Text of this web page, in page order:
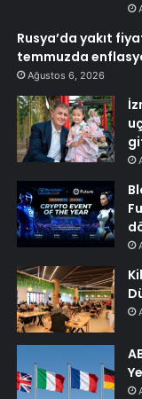
Rusya’da yakıt
temmuzda
Ağustos 6, 2026